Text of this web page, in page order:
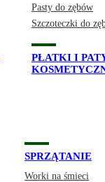
Pasty do zębów
Szczoteczki do
PŁATKI I
SPRZĄTANIE
Worki na śmieci